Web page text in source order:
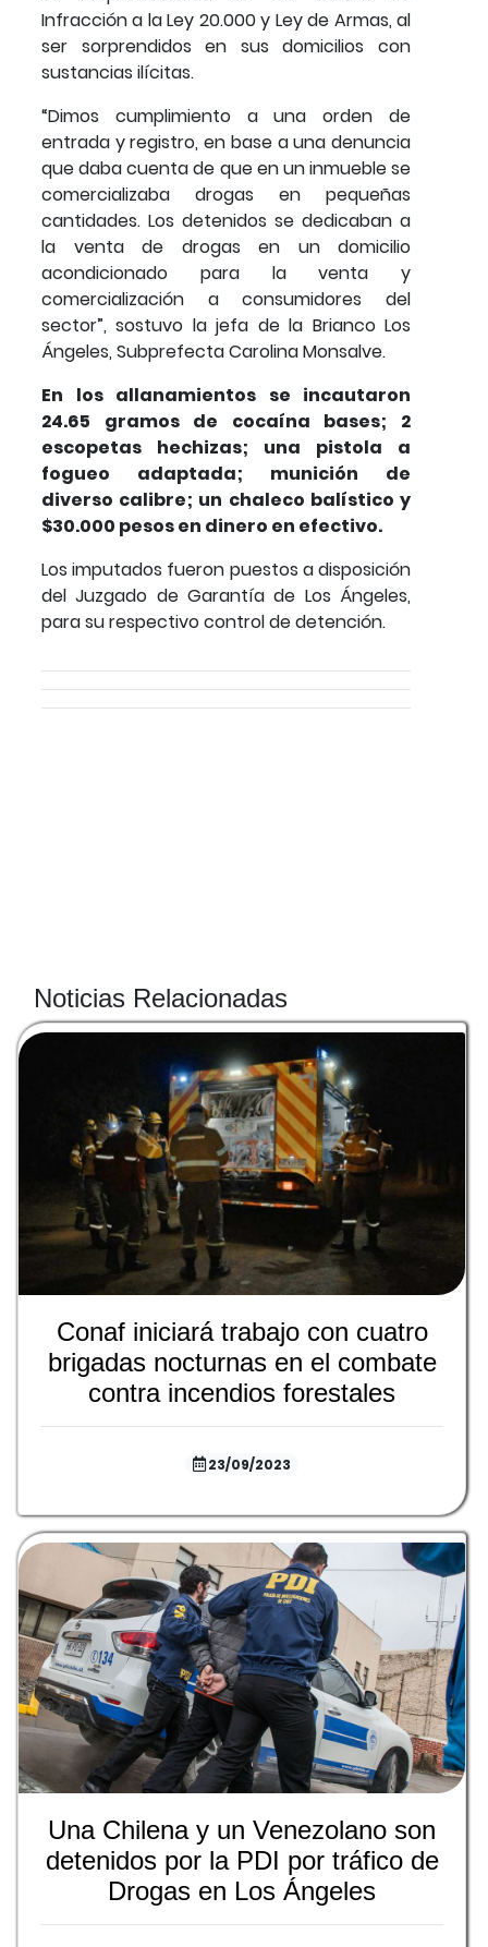
Infracción a la Ley 20.000 y Ley de Armas, al
ser sorprendidos en sus domicilios con
sustancias ilícitas.
“Dimos cumplimiento a una orden de
entrada y registro, en base a una denuncia
que daba cuenta de que en un inmueble se
comercializaba drogas en pequeñas
cantidades. Los detenidos se dedicaban a
la venta de drogas en un domicilio
acondicionado para la venta y
comercialización a consumidores del
sector”, sostuvo la jefa de la Brianco Los
Ángeles, Subprefecta Carolina Monsalve.
En los allanamientos se incautaron
24.65 gramos de cocaína bases; 2
escopetas hechizas; una pistola a
fogueo adaptada; munición de
diverso calibre; un chaleco balístico y
$30.000 pesos en dinero en efectivo.
Los imputados fueron puestos a disposición
del Juzgado de Garantía de Los Ángeles,
para su respectivo control de detención.
Noticias Relacionadas
Conaf iniciará trabajo con cuatro
brigadas nocturnas en el combate
contra incendios forestales
23/09/2023
Una Chilena y un Venezolano son
detenidos por la PDI por tráfico de
Drogas en Los Ángeles